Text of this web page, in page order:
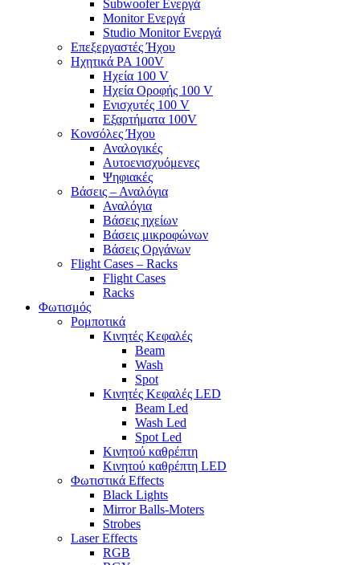
Subwoofer Ενεργά
Monitor Ενεργά
Studio Monitor Ενεργά
Επεξεργαστές Ήχου
Ηχητικά PA 100V
Ηχεία 100 V
Ηχεία Οροφής 100 V
Ενισχυτές 100 V
Εξαρτήματα 100V
Κονσόλες Ήχου
Αναλογικές
Αυτοενισχυόμενες
Ψηφιακές
Βάσεις – Αναλόγια
Αναλόγια
Βάσεις ηχείων
Βάσεις μικροφώνων
Βάσεις Οργάνων
Flight Cases – Racks
Flight Cases
Racks
Φωτισμός
Ρομποτικά
Κινητές Κεφαλές
Beam
Wash
Spot
Κινητές Κεφαλές LED
Beam Led
Wash Led
Spot Led
Κινητού καθρέπτη
Κινητού καθρέπτη LED
Φωτιστικά Effects
Black Lights
Mirror Balls-Moters
Strobes
Laser Effects
RGB